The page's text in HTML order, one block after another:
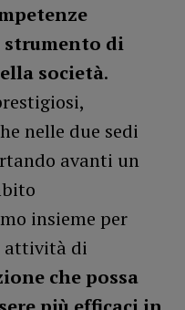
strumento di
società.
nelle due sedi
avanti un
insieme per
attività di
che possa